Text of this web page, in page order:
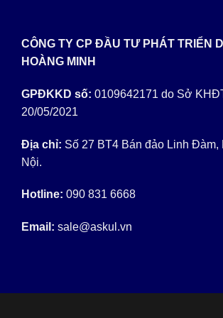
CÔNG TY CP ĐẦU TƯ PHÁT TRIỂN
HOÀNG MINH
GPĐKKD số: 0109642171 do Sở
20/05/2021
Địa chỉ: Số 27 BT4 Bán đảo Linh Đàm,
Nội.
Hotline: 090 831 6668
Email: sale@askul.vn